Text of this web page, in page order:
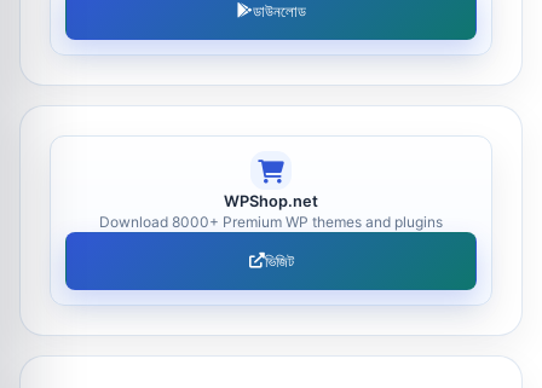
ডাউনলোড
WPShop.net
Download 8000+ Premium WP themes and plugins
ভিজিট